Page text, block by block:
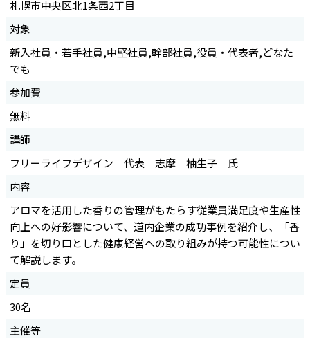
札幌市中央区北1条西2丁目
対象
新入社員・若手社員,中堅社員,幹部社員,役員・代表者,どなた
でも
参加費
無料
講師
フリーライフデザイン 代表 志摩 柚生子 氏
内容
アロマを活用した香りの管理がもたらす従業員満足度や生産性
向上への好影響について、道内企業の成功事例を紹介し、「香
り」を切り口とした健康経営への取り組みが持つ可能性につい
て解説します。
定員
30名
主催等